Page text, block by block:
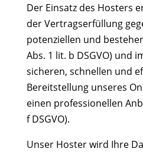
Der Einsatz des Hosters
der Vertragserfüllung
potenziellen und
Abs. 1 lit. b DSGVO) und
sicheren, schnellen und
Bereitstellung unseres
einen professionellen
f DSGVO).
Unser Hoster wird Ihre